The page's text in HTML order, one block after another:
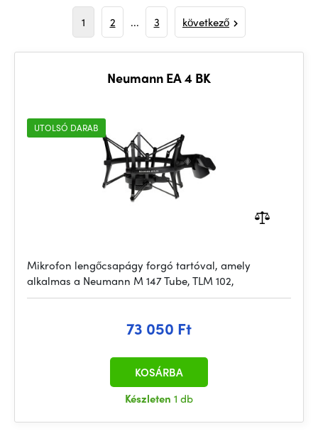
1 2 ... 3 következő
Neumann EA 4 BK
UTOLSÓ DARAB
Mikrofon lengőcsapágy forgó tartóval, amely
alkalmas a Neumann M 147 Tube, TLM 102,
73 050 Ft
Készleten 1 db
KOSÁRBA